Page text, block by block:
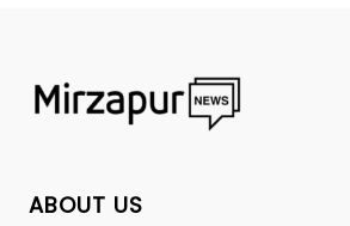
ABOUT US